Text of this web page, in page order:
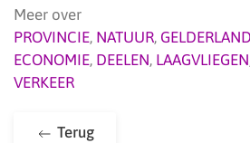
Meer over
PROVINCIE, NATUUR, GELDERLAND
ECONOMIE, DEELEN, LAAGVLIEGEN
VERKEER
Terug